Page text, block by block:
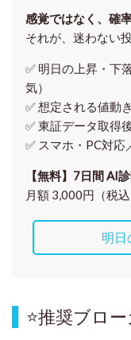
感覚ではなく、確
それが、迷わない
✅ 明日の上昇・下
気）
✅ 想定される値動
✅ 東証データ取得後
✅ スマホ・PC対応
【無料】7日間 AI
月額 3,000円（税
明日
⭐推奨ブロ